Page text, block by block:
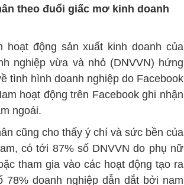
theo đuổi giấc mơ kinh doanh
động sản xuất kinh doanh của
nghiệp vừa và nhỏ (DNVVN) hứng
tình hình doanh nghiệp do Facebook
hoạt động trên Facebook ghi nhận
ngoái.
cũng cho thấy ý chí và sức bền của
có tới 87% số DNVVN do phụ nữ
tham gia vào các hoạt động tạo ra
doanh nghiệp dẫn dắt bởi nam